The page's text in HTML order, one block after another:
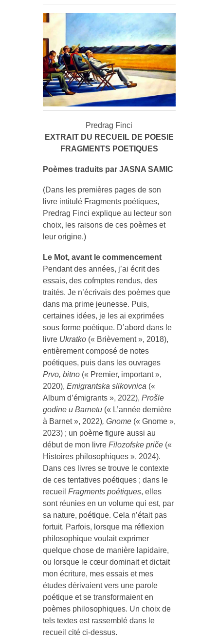
Predrag Finci
EXTRAIT DU RECUEIL DE POESIE
FRAGMENTS POETIQUES
Poèmes traduits par JASNA SAMIC
(Dans les premières pages de son
livre intitulé Fragments poétiques,
Predrag Finci explique au lecteur son
choix, les raisons de ces poèmes et
leur origine.)
Le Mot, avant le commencement
Pendant des années, j’ai écrit des
essais, des cofmptes rendus, des
traités. Je n’écrivais des poèmes que
dans ma prime jeunesse. Puis,
certaines idées, je les ai exprimées
sous forme poétique. D’abord dans le
livreUkratko(« Brièvement », 2018),
entièrement composé de notes
poétiques, puis dans les ouvrages
Prvo, bitno(« Premier, important »,
2020), Emigrantska slikovnica («
Album d’émigrants », 2022), Prošle
godine u Barnetu (« L’année dernière
à Barnet », 2022), Gnome (« Gnome »,
2023) ; un poème figure aussi au
début de mon livreFilozofske priče(«
Histoires philosophiques », 2024).
Dans ces livres se trouve le contexte
de ces tentatives poétiques ; dans le
recueil Fragments poétiques, elles
sont réunies en un volume qui est, par
sa nature, poétique. Cela n’était pas
fortuit. Parfois, lorsque ma réflexion
philosophique voulait exprimer
quelque chose de manière lapidaire,
ou lorsque le cœur dominait et dictait
mon écriture, mes essais et mes
études dérivaient vers une parole
poétique et se transformaient en
poèmes philosophiques. Un choix de
tels textes est rassemblé dans le
recueil cité ci-dessus.